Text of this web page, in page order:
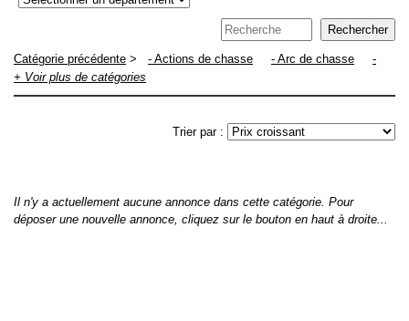
Catégorie précédente > - Actions de chasse - Arc de chasse
-
Armes / Accessoires
- Chasse / Accessoires
- Chiens
- Chiens / Accessoires - Inclassables
- Optiques
+ Voir plus de catégories
Trier par :
Il n'y a actuellement aucune annonce dans cette catégorie. Pour
déposer une nouvelle annonce, cliquez sur le bouton en haut à droite...